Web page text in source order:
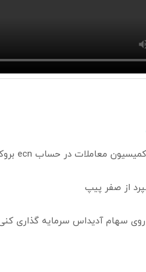
سهام آدیداس سرمایه گذاری